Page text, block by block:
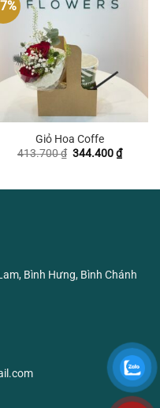
Giỏ Hoa Coffe
413.700₫ Giá
344.400₫Giá
hiện
Bình Hưng, Bình Chánh